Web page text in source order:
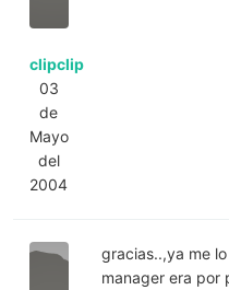
clipclip
03
de
Mayo
del
2004
gracias..,ya me
manager era por